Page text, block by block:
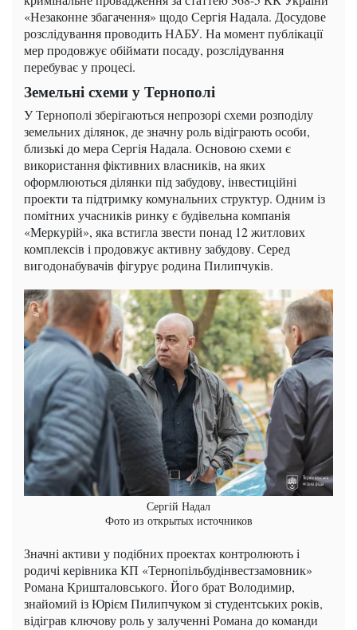
«Незаконне збагачення» щодо Сергія Надала. Досудове
розслідування проводить НАБУ. На момент публікації
мер продовжує обіймати посаду, розслідування
перебуває у процесі.
Земельні схеми у Тернополі
У Тернополі зберігаються непрозорі схеми розподілу
земельних ділянок, де значну роль відіграють особи,
близькі до мера Сергія Надала. Основою схеми є
використання фіктивних власників, на яких
оформлюються ділянки під забудову, інвестиційні
проекти та підтримку комунальних структур. Одним із
помітних учасників ринку є будівельна компанія
«Меркурій», яка встигла звести понад 12 житлових
комплексів і продовжує активну забудову. Серед
вигодонабувачів фігурує родина Пилипчуків.
Сергій Надал
Фото из открытых источников
Значні активи у подібних проектах контролюють і
родичі керівника КП «Тернопільбудінвестзамовник»
Романа Кришталовського. Його брат Володимир,
знайомий із Юрієм Пилипчуком зі студентських років,
відіграв ключову роль у залученні Романа до команди